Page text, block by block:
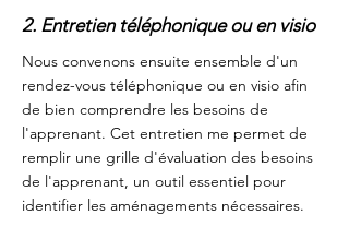
2. Entretien téléphonique ou en visio
Nous convenons ensuite ensemble d'un
rendez-vous téléphonique ou en visio afin
de bien comprendre les besoins de
l'apprenant. Cet entretien me permet de
remplir une grille d'évaluation des besoins
de l'apprenant, un outil essentiel pour
identifier les aménagements nécessaires.